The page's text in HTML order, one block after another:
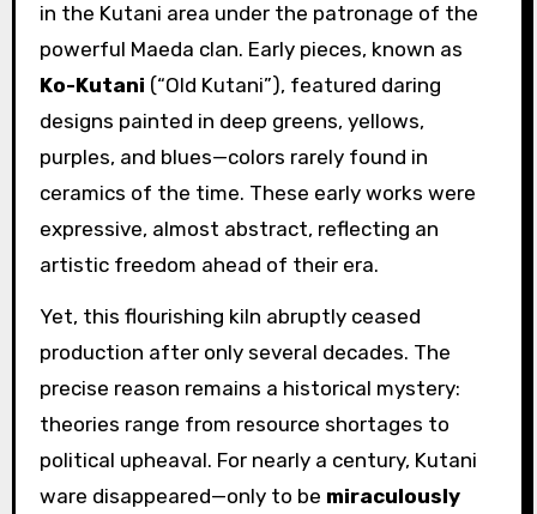
in the Kutani area under the patronage of the
powerful Maeda clan. Early pieces, known as
Ko-Kutani (“Old Kutani”), featured daring
designs painted in deep greens, yellows,
purples, and blues—colors rarely found in
ceramics of the time. These early works were
expressive, almost abstract, reflecting an
artistic freedom ahead of their era.
Yet, this flourishing kiln abruptly ceased
production after only several decades. The
precise reason remains a historical mystery:
theories range from resource shortages to
political upheaval. For nearly a century, Kutani
ware disappeared—only to be miraculously